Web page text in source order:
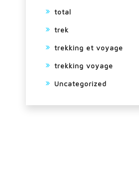
total
trek
trekking et voyage
trekking voyage
Uncategorized